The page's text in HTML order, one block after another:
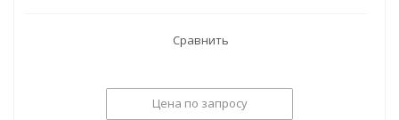
Сравнить
Цена по запросу